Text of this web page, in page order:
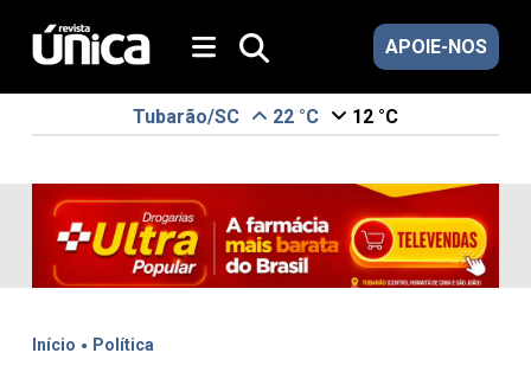
APOIE-NOS
Tubarão/SC 22 °C 12 °C
Início . Política